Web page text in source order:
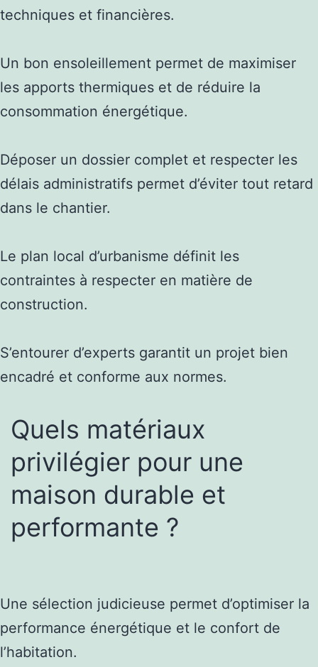
techniques et financières.
Un bon ensoleillement permet de maximiser
les apports thermiques et de réduire la
consommation énergétique.
Déposer un dossier complet et respecter les
délais administratifs permet d’éviter tout retard
dans le chantier.
Le plan local d’urbanisme définit les
contraintes à respecter en matière de
construction.
S’entourer d’experts garantit un projet bien
encadré et conforme aux normes.
Quels matériaux
privilégier pour une
maison durable et
performante ?
Une sélection judicieuse permet d’optimiser la
performance énergétique et le confort de
l’habitation.